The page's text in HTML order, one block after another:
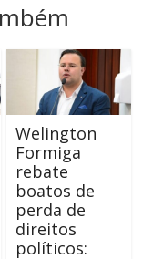
Welington
Formiga
rebate
boatos de
perda de
direitos
políticos: